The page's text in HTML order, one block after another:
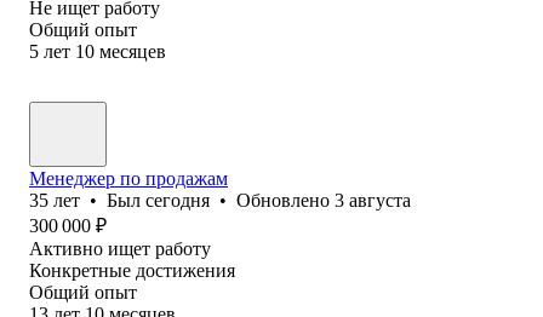
Не ищет работу
Общий опыт
5 лет 10 месяцев
Менеджер по продажам
35 лет • Был сегодня • Обновлено 3 августа
300 000 ₽
Активно ищет работу
Конкретные достижения
Общий опыт